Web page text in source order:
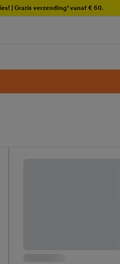
| Gratis verzending¹ vanaf € 60.